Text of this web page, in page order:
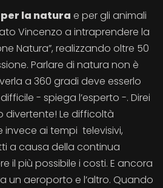
la natura e per gli animali
Vincenzo a intraprendere la
Natura”, realizzando oltre 50
Parlare di natura non è
a 360 gradi deve esserlo
- spiega l’esperto -. Direi
Le difficoltà
ai tempi televisivi,
a causa della continua
il più possibile i costi. E ancora
un aeroporto e l’altro. Quando